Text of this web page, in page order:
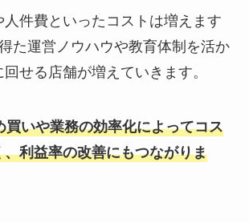
人件費といったコストは増えます
た運営ノウハウや教育体制を活か
せる店舗が増えていきます。
買いや業務の効率化によってコス
利益率の改善にもつながりま